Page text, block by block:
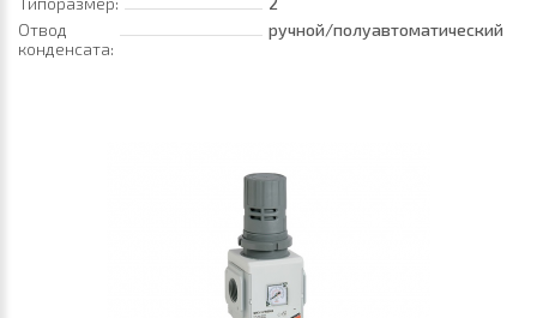
Отвод
конденсата:
ручной/полуавтоматический